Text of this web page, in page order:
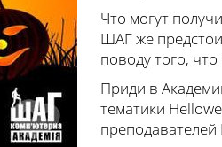
Что могут
ШАГ же
поводу того,
Приди в
тематики